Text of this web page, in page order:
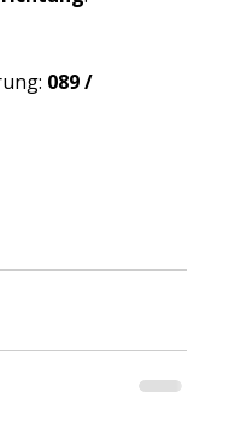
089 /